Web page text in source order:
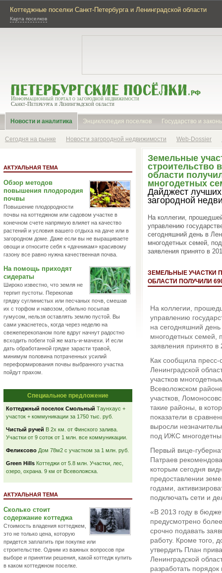
Коттеджные поселки Санкт-Петербурга и Ленинградской области
Карта поселков
Информационный портал о загородной недвижимости
Санкт-Петербурга и Ленинградской области
Новости и аналитика Энциклопедия поселков Государство и
Сегодня на рынке Новости загородной недвижимости Web-Dossier
Земельные
строительство
области
многодетных
Дайджест
загородной
На коллегии,
управлению
сегодняшний день в
многодетных семей,
заявления принято в
ЗЕМЕЛЬНЫЕ УЧАСТКИ
ОБЛАСТИ ПОЛУЧИЛИ
На коллегии,
управлению
на сегодняшний
многодетных семей,
заявления принято в
Как сообщила пресс-
Ленинградской
участков
Всеволожском
участков,
такие районы, в
показатели в
выросли
под ИЖС
Первый вице-
Патраев
которым сегодня
предоставлении
годами,
подключать сети и
«В 2013 году в
предусмотрено
срочно подавать
работу. Кроме того,
утвердить План
Ленинградской
разработать
АКТУАЛЬНАЯ ТЕМА
Обзор методов
повышения плодородия
почвы
Повышение плодородности
почвы на коттеджном или садовом участке в
конечном счете напрямую влияет на качество
растений и условия вашего отдыха на даче или в
загородном доме. Даже если вы не выращиваете
овощи и относите себя к «дачникам» красивому
газону все равно нужна качественная почва.
На помощь приходят
сидераты
Широко известно, что земля не
терпит пустоты. Перекопав
грядку суглинистых или песчаных почв, смешав
их с торфом и навозом, обильно посыпав
гумусом, нельзя оставлять землю пустой. Вы
сами ужаснетесь, когда через неделю на
свежеперекопаном поле вдруг начнут радостно
всходить побеги той же мать-и-мачехи. И если
дать обработанной грядке зарасти травой,
минимум половина потраченных усилий
переформирования почвы выбранного участка
пойдут прахом.
Специальное предложение
Коттеджный поселок Смольный Таунхаус +
участок + коммуникации за 1750 тыс. руб.
Чистый ручей В 2х км. от Финского залива.
Участки от 9 соток от 1 млн. все коммуникации.
Феликсово Дом 78м2 с участком за 1 млн. руб.
Green Hills Коттеджи от 5.8 млн. Участки, лес,
озеро, охрана. 9 км от Всеволожска.
АКТУАЛЬНАЯ ТЕМА
Сколько стоит
содержание коттеджа
Стоимость владения коттеджем,
это не только цена, которую
придется заплатить при покупке или
строительстве. Одним из важных вопросов при
выборе и принятии решения, какой коттедж купить
в каком коттеджном поселке.